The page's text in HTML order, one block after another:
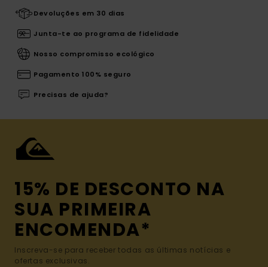
Devoluções em 30 dias
Junta-te ao programa de fidelidade
Nosso compromisso ecológico
Pagamento 100% seguro
Precisas de ajuda?
15% DE DESCONTO NA
SUA PRIMEIRA
ENCOMENDA*
Inscreva-se para receber todas as últimas notícias e
ofertas exclusivas.